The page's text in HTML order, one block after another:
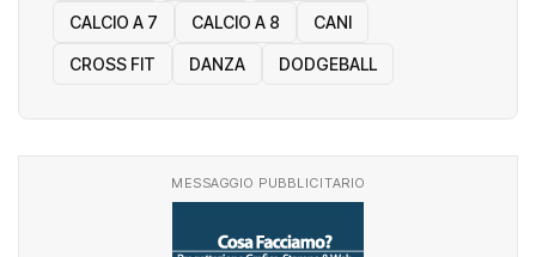
CALCIO A 7 CALCIO A 8 CANI
CROSS FIT DANZA DODGEBALL
MESSAGGIO PUBBLICITARIO